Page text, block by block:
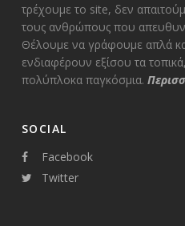
τρέχουμε το site, δεν
τους ανθρώπους που
Θέλουμε να γράφουμε απλά
ενδιαφέρουν εξίσου τα
πολύπλοκα παγκόσμια.
SOCIAL
Facebook
Twitter